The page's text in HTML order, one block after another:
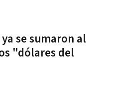
se sumaron al
"dólares del